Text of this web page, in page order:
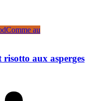
Comme au
aux asperges